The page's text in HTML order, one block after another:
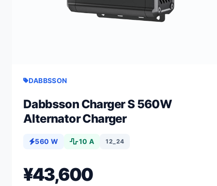
DABBSSON
Dabbsson Charger S 560W
Alternator Charger
560 W 10 A 12_24
¥43,600